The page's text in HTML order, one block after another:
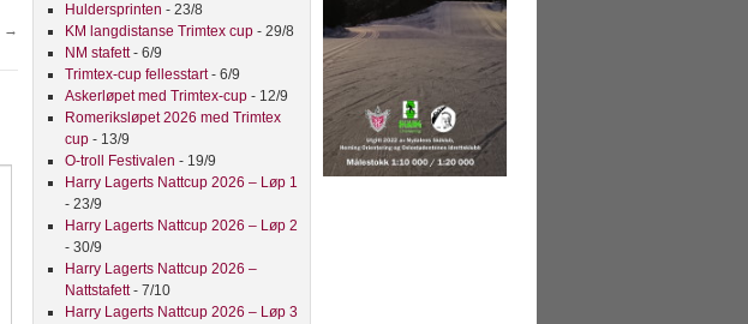
→
Huldersprinten - 23/8
KM langdistanse Trimtex cup- 29/8
NM stafett- 6/9
Trimtex-cup fellesstart- 6/9
Askerløpet med Trimtex-cup- 12/9
Romeriksløpet 2026 med Trimtex
cup- 13/9
O-troll Festivalen - 19/9
Harry Lagerts Nattcup 2026 – Løp 1
- 23/9
Harry Lagerts Nattcup 2026 – Løp 2
- 30/9
Harry Lagerts Nattcup 2026 –
Nattstafett- 7/10
Harry Lagerts Nattcup 2026 – Løp 3